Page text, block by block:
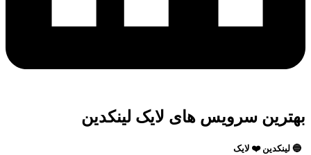
سرویس های لایک لینکدین
❤️ لایک